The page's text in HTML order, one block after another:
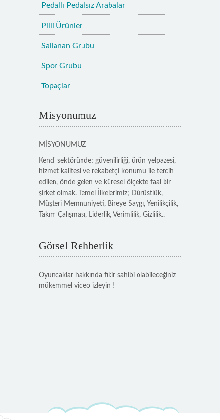
Pedallı Pedalsız Arabalar
Pilli Ürünler
Sallanan Grubu
Spor Grubu
Topaçlar
Misyonumuz
MİSYONUMUZ
Kendi sektöründe; güvenilirliği, ürün yelpazesi,
hizmet kalitesi ve rekabetçi konumu ile tercih
edilen, önde gelen ve küresel ölçekte faal bir
şirket olmak. Temel İlkelerimiz; Dürüstlük,
Müşteri Memnuniyeti, Bireye Saygı, Yenilikçilik,
Takım Çalışması, Liderlik, Verimlilik, Gizlilik..
Görsel Rehberlik
Oyuncaklar hakkında fikir sahibi olabileceğiniz
mükemmel video izleyin !